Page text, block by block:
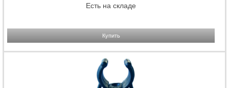
Есть на складе
Купить